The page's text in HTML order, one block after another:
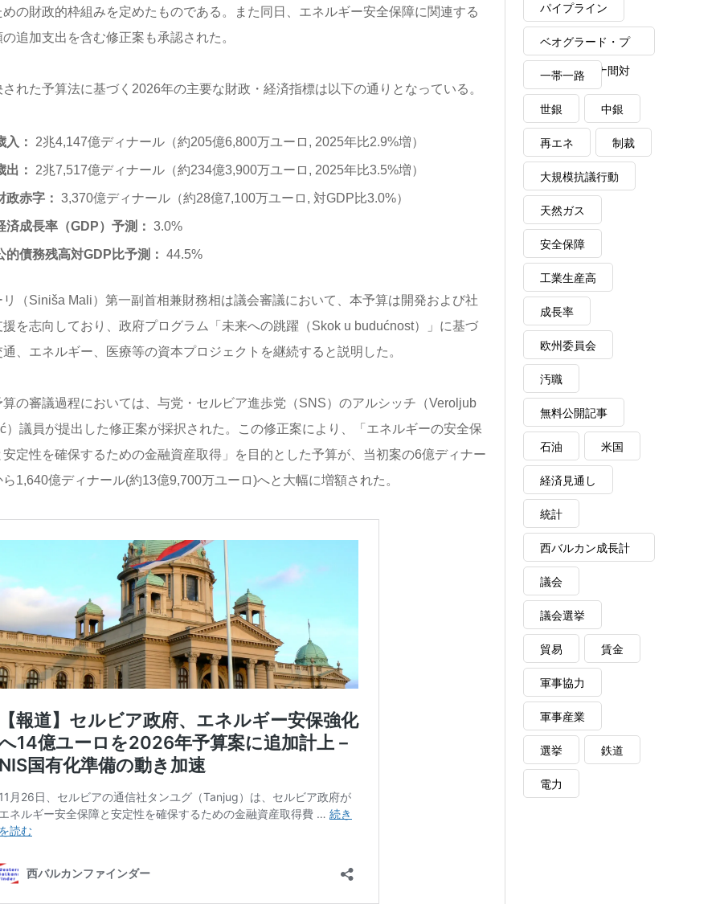
めの財政的枠組みを定めたものである。また同日、エネルギー安全保障に関連する
の追加支出を含む修正案も承認された。
された予算法に基づく2026年の主要な財政・経済指標は以下の通りとなっている。
入： 2兆4,147億ディナール（約205億6,800万ユーロ, 2025年比2.9%増）
出： 2兆7,517億ディナール（約234億3,900万ユーロ, 2025年比3.5%増）
政赤字： 3,370億ディナール（約28億7,100万ユーロ, 対GDP比3.0%）
済成長率（GDP）予測： 3.0%
的債務残高対GDP比予測： 44.5%
リ（Siniša Mali）第一副首相兼財務相は議会審議において、本予算は開発および社
援を志向しており、政府プログラム「未来への跳躍（Skok u budućnost）」に基づ
通、エネルギー、医療等の資本プロジェクトを継続すると説明した。
算の審議過程においては、与党・セルビア進歩党（SNS）のアルシッチ（Veroljub
）議員が提出した修正案が採択された。この修正案により、「エネルギーの安全保
安定性を確保するための金融資産取得」を目的とした予算が、当初案の6億ディナー
ら1,640億ディナール(約13億9,700万ユーロ)へと大幅に増額された。
パイプライン
ベオグラード・プ
リシュティナ間対
話
一帯一路
世銀 中銀
再エネ 制裁
大規模抗議行動
天然ガス
安全保障
工業生産高
成長率
欧州委員会
汚職
無料公開記事
石油 米国
経済見通し
統計
西バルカン成長計
画
議会
議会選挙
貿易 賃金
軍事協力
軍事産業
選挙 鉄道
電力